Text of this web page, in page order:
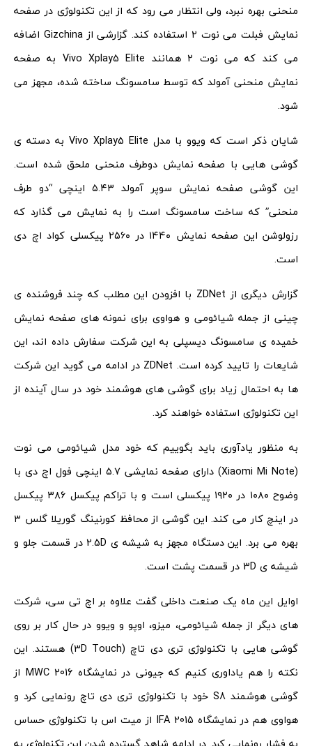
منحنی بهره نبرد، ولی انتظار می رود که از این تکنولوژی در صفحه
نمایش فبلت می نوت ۲ استفاده کند. گزارشی از Gizchina اضافه
می کند که می نوت ۲ همانند Vivo Xplay5 Elite به صفحه
نمایش منحنی آمولد که توسط سامسونگ ساخته شده، مجهز می
شود.
شایان ذکر است که ویوو با مدل Vivo Xplay5 Elite به دسته ی
گوشی هایی با صفحه نمایش دوطرف منحنی ملحق شده است.
این گوشی صفحه نمایش سوپر آمولد ۵.۴۳ اینچی “دو طرف
منحنی” که ساخت سامسونگ است را به نمایش می گذارد که
رزولوشن این صفحه نمایش ۱۴۴۰ در ۲۵۶۰ پیکسلی کواد اچ دی
است.
گزارش دیگری از ZDNet با افزودن این مطلب که چند فروشنده ی
چینی از جمله شیائومی و هواوی برای نمونه های صفحه نمایش
خمیده ی سامسونگ دیسپلی به این شرکت سفارش داده اند، این
شایعات را تایید کرده است. ZDNet در ادامه می گوید این شرکت
ها به احتمال زیاد برای گوشی های هوشمند خود در سال آینده از
این تکنولوژی استفاده خواهند کرد.
به منظور یادآوری باید بگوییم که خود مدل شیائومی می نوت
(Xiaomi Mi Note) دارای صفحه نمایشی ۵.۷ اینچی فول اچ دی با
وضوح ۱۰۸۰ در ۱۹۲۰ پیکسلی است و با تراکم پیکسل ۳۸۶ پیکسل
در اینچ کار می کند. این گوشی از محافظ کورنینگ گوریلا گلس ۳
بهره می برد. این دستگاه مجهز به شیشه ی 2.5D در قسمت جلو و
شیشه ی 3D در قسمت پشت است.
اوایل این ماه یک صنعت داخلی گفت علاوه بر اچ تی سی، شرکت
های دیگر از جمله شیائومی، میزو، اوپو و ویوو در حال کار بر روی
گوشی هایی با تکنولوژی تری دی تاچ (3D Touch) هستند. این
نکته را هم یاداوری کنیم که جیونی در نمایشگاه MWC 2016 از
گوشی هوشمند S8 خود با تکنولوژی تری دی تاچ رونمایی کرد و
هواوی هم در نمایشگاه IFA 2015 از میت اس با تکنولوژی حساس